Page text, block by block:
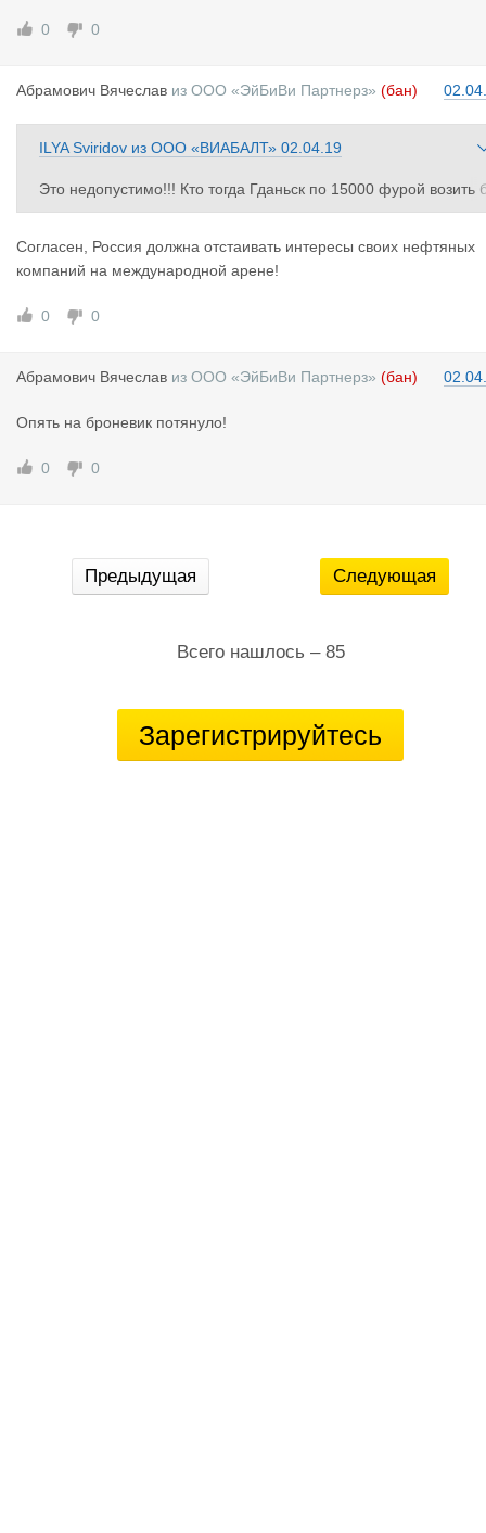
0 0
Абрамович Вячеслав из ООО «ЭйБиВи Партнерз» (бан)
ILYA Sviridov из ООО «ВИАБАЛТ» 02.04.19
Это недопустимо!!! Кто тогда Гданьск по 15000 фурой возить
удет?
Согласен, Россия должна отстаивать интересы своих нефтяных
компаний на международной арене!
0 0
Абрамович Вячеслав из ООО «ЭйБиВи Партнерз» (бан)
Опять на броневик потянуло!
0 0
Предыдущая Следующая
Всего нашлось – 85
Зарегистрируйтесь